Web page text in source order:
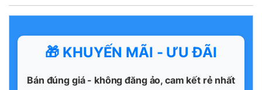
🎁 KHUYẾN MÃI - ƯU ĐÃI
Bán đúng giá - không đăng ảo, cam kết rẻ nhất